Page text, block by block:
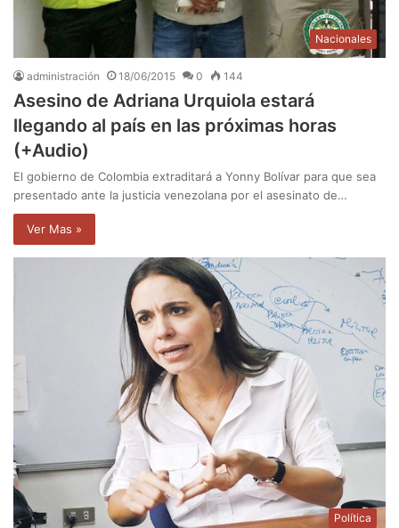
Nacionales
administración 18/06/2015 0 144
Asesino de Adriana Urquiola estará
llegando al país en las próximas horas
(+Audio)
El gobierno de Colombia extraditará a Yonny Bolívar para que sea
presentado ante la justicia venezolana por el asesinato de…
Ver Mas »
Política